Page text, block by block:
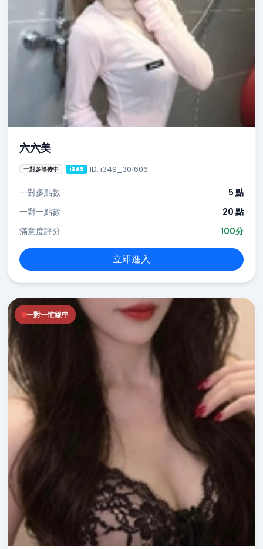
六六美
一對多等待中 i349 ID: i349_301606
一對多點數
5 點
一對一點數
20 點
滿意度評分
100分
立即進入
一對一忙線中